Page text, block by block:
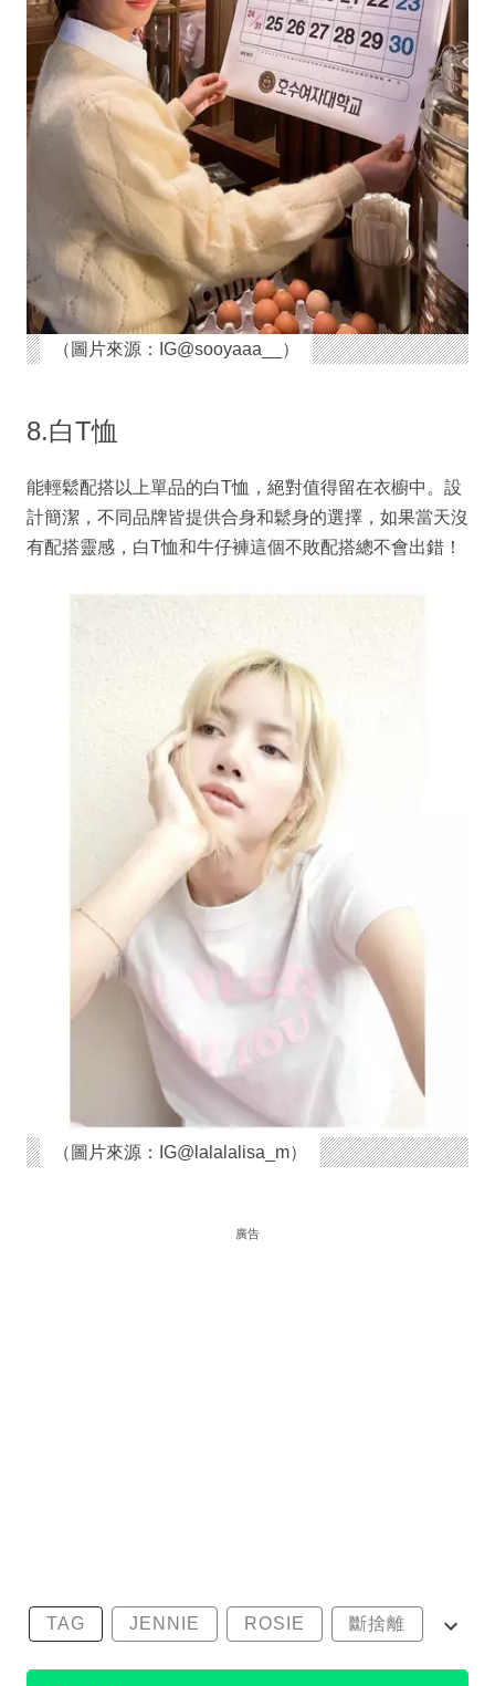
（圖片來源：IG@sooyaaa__）
8.白T恤
能輕鬆配搭以上單品的白T恤，絕對值得留在衣櫥中。設
計簡潔，不同品牌皆提供合身和鬆身的選擇，如果當天沒
有配搭靈感，白T恤和牛仔褲這個不敗配搭總不會出錯！
（圖片來源：IG@lalalalisa_m）
廣告
TAG JENNIE ROSIE 斷捨離
環保時尚